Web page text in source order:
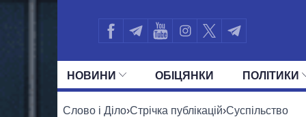
НОВИНИ ОБIЦЯНКИ ПОЛIТИКИ
УСІ ПОЛІТИКИ ПРЕЗИДЕНТ І ОФІС
Слово і Діло›Стрічка публікацій›Суспільство